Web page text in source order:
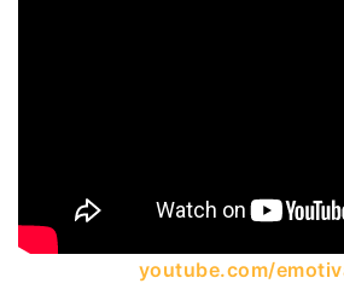
youtube.com/